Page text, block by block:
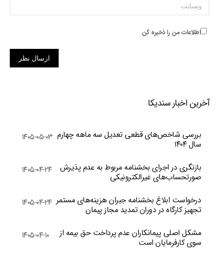
وبسایت
اطلاعات من را ذخیره کن
ارسال نظر
آخرین اخبار سندیکا
بررسی شاخص‌های قطعی تعدیل سه ماهه چهارم
سال ۱۴۰۴
۱۴۰۵-۰۵-۰۳
بازنگری در اجرای بخشنامه مربوط به عدم پذیرش
صورتحساب‌های غیرالکترونیکی
۱۴۰۵-۰۴-۲۴
درخواست ابلاغ بخشنامه جبران هزینه‌های مستمر
تجهیز کارگاه در دوران تمدید مجاز پیمان
۱۴۰۵-۰۴-۲۴
مشکل اصلی پیمانکاران عدم پرداخت حق بیمه از
سوی کارفرمایان است
۱۴۰۵-۰۴-۱۰